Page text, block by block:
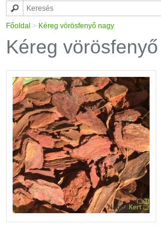
Főoldal > Kéreg vörösfenyő nagy
Kéreg